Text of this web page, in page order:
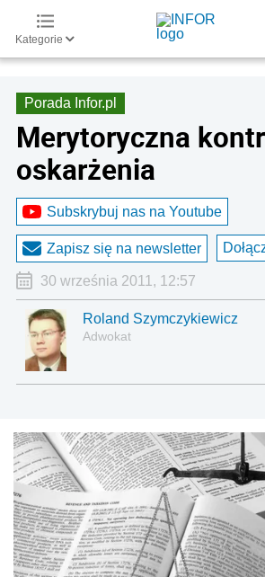
Kategorie
Porada Infor.pl
Merytoryczna
oskarżenia
Subskrybuj nas na Youtube
Zapisz się na newsletter
30 września 2011, 12:57
Roland Szymczykiewicz
Adwokat